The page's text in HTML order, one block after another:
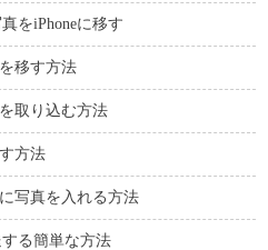
をiPhoneに移す
移す方法
取り込む方法
方法
写真を入れる方法
する簡単な方法